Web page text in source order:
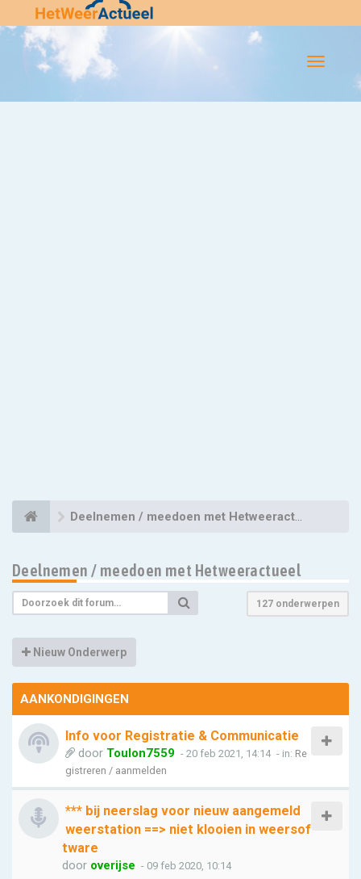
Flip-
Deelnemen / meedoen met Hetweeractueel
Deelnemen / meedoen met Hetweeractueel
127 onderwerpen
Nieuw Onderwerp
AANKONDIGINGEN
Info voor Registratie & Communicatie
door Toulon7559 - 20 feb 2021, 14:14 - in: Re
gistreren / aanmelden
*** bij neerslag voor nieuw aangemeld
weerstation ==> niet klooien in weersof
tware
door overijse - 09 feb 2020, 10:14